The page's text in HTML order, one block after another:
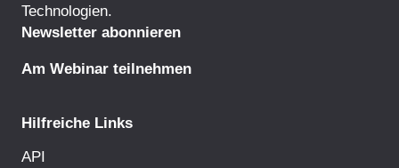
Technologien.
Newsletter abonnieren
Am Webinar teilnehmen
Hilfreiche Links
API